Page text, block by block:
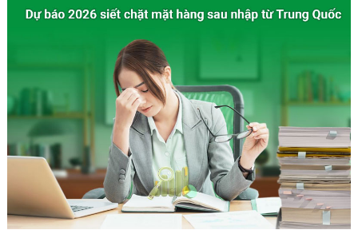
3. Hàng vi phạm sở hữu trí tuệ - hàng dễ làm giả
4. Mỹ phẩm - thực phẩm - đồ uống - sản phẩm tiếp xúc
5. Hàng gỗ, nông sản, sản phẩm từ động - thực vật
6. Hàng nguy hại - hàng dễ cháy nổ - hàng cần giấy phép
🧾 7 CHECKLIST CHUẨN BỊ TỪ 2025
✔ 1. Tra mã HS và danh mục hàng cấm/hạn chế trước
khi đặt hàng
✔ 2. Yêu cầu nhà cung cấp gửi đầy đủ giấy tờ
✔ 3. Ưu tiên nhập hàng chính ngạch